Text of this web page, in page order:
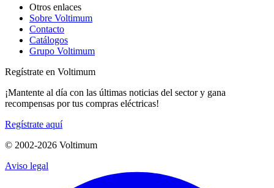
Otros enlaces
Sobre Voltimum
Contacto
Catálogos
Grupo Voltimum
Regístrate en Voltimum
¡Mantente al día con las últimas noticias del sector y gana
recompensas por tus compras eléctricas!
Regístrate aquí
© 2002-2026 Voltimum
Aviso legal